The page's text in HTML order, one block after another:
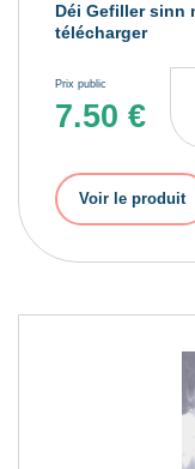
Déi Gefiller sinn
télécharger
Prix public
7.50 €
Voir le produit